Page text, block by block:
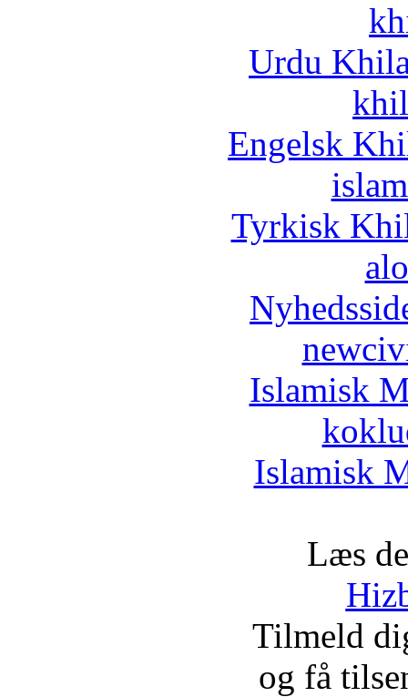
Urdu
Engelsk
Tyrkisk
Islamisk
Islamisk
Læs
Tilmeld
og få